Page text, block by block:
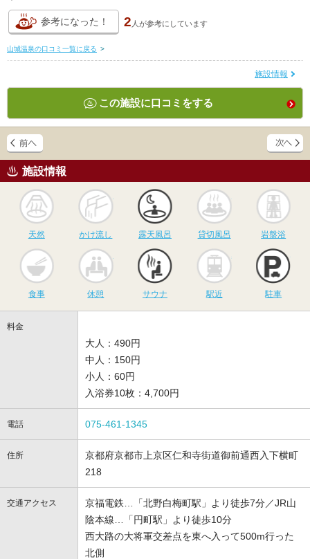
参考になった！ 2 人が参考にしています
山城温泉の口コミ一覧に戻る >
施設情報
この施設に口コミをする
施設情報
天然
かけ流し
かけ流し
露天風呂
露天風呂
貸切風呂
貸切風呂 岩盤浴
食事 休憩
サウナ
サウナ 駅近 駐車
料金
大人：490円
中人：150円
小人：60円
入浴券10枚：4,700円
電話 075-461-1345
住所
京都府京都市上京区仁和寺街道御前通西入下横町
218
交通アクセス
京福電鉄…「北野白梅町駅」より徒歩7分／JR山
陰本線…「円町駅」より徒歩10分
西大路の大将軍交差点を東へ入って500m行った
北側